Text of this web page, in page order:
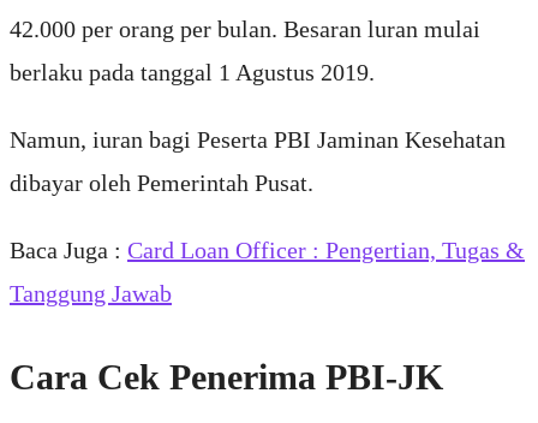
42.000 per orang per bulan. Besaran luran mulai
berlaku pada tanggal 1 Agustus 2019.
Namun, iuran bagi Peserta PBI Jaminan Kesehatan
dibayar oleh Pemerintah Pusat.
Baca Juga : Card Loan Officer : Pengertian, Tugas &
Tanggung Jawab
Cara Cek Penerima PBI-JK